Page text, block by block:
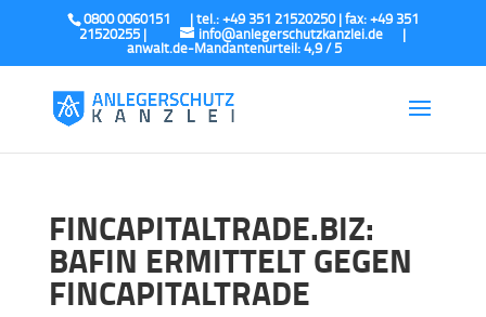
0800 0060151
info@anlegerschutzkanzlei.de
FINCAPITALTRADE.BIZ:
BAFIN ERMITTELT GEGEN
FINCAPITALTRADE